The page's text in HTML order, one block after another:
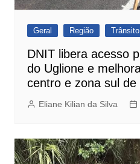
Geral Região Trânsito
DNIT libera acesso
do Uglione e
centro e zona sul
Eliane Kilian da Silva